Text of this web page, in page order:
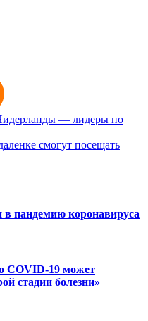
— лидеры по
смогут посещать
пандемию коронавируса
COVID-19 может
стадии болезни»